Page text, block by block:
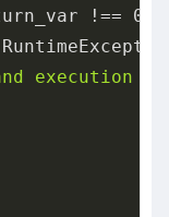
!== 0